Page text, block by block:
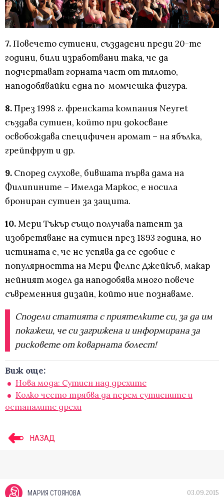
7.Повечето сутиени, създадени преди 20-те
години, били изработвани така, че да
подчертават горната част от тялото,
наподобявайки една по-момчешка фигура.
8.През 1998 г. френската компания Neyret
създава сутиен, който при докосване
освобождава специфичен аромат – на ябълка,
грейпфрут и др.
9. Според слухове, бившата първа дама на
Филипините – Имелда Маркос, е носила
брониран сутиен за защита.
10.Мери Тъкър също получава патент за
изобретяване на сутиен през 1893 година, но
истината е, че не успява да се сдобие с
популярността на Мери Фелпс Джейкъб, макар
нейният модел да наподобява много повече
съвременния дизайн, който ние познаваме.
Сподели статията с приятелките си, за да им
покажеш, че си загрижена и информирана за
рисковете от коварната болест!
Виж още:
Нова мода: Сутиен над дрехите
Колко често трябва да перем сутиените и
останалите дрехи
НАЗАД
МАРИЯ СТОЯНОВА 03.09.2015